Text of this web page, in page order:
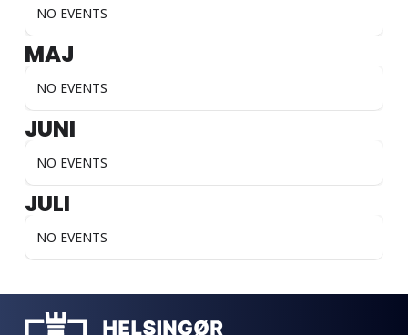
NO EVENTS
MAJ
NO EVENTS
JUNI
NO EVENTS
JULI
NO EVENTS